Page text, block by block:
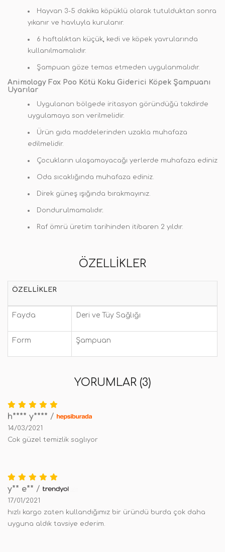
Hayvan 3-5 dakika köpüklü olarak tutulduktan sonra
yıkanır ve havluyla kurulanır.
6 haftalıktan küçük, kedi ve köpek yavrularında
kullanılmamalıdır.
Şampuan göze temas etmeden uygulanmalıdır.
Animology Fox Poo Kötü Koku Giderici Köpek Şampuanı
Uyarılar
Uygulanan bölgede iritasyon göründüğü takdirde
uygulamaya son verilmelidir.
Ürün gıda maddelerinden uzakla muhafaza
edilmelidir.
Çocukların ulaşamayacağı yerlerde muhafaza ediniz
Oda sıcaklığında muhafaza ediniz.
Direk güneş ışığında bırakmayınız.
Dondurulmamalıdır.
Raf ömrü üretim tarihinden itibaren 2 yıldır.
ÖZELLIKLER
ÖZELLIKLER
Fayda Deri ve Tüy Sağlığı
Form Şampuan
YORUMLAR (3)
h**** y**** /
14/03/2021
Cok güzel temizlik saglıyor
y** e** /
17/01/2021
hızlı kargo zaten kullandığımız bir üründü burda çok daha
uyguna aldık tavsiye ederim.